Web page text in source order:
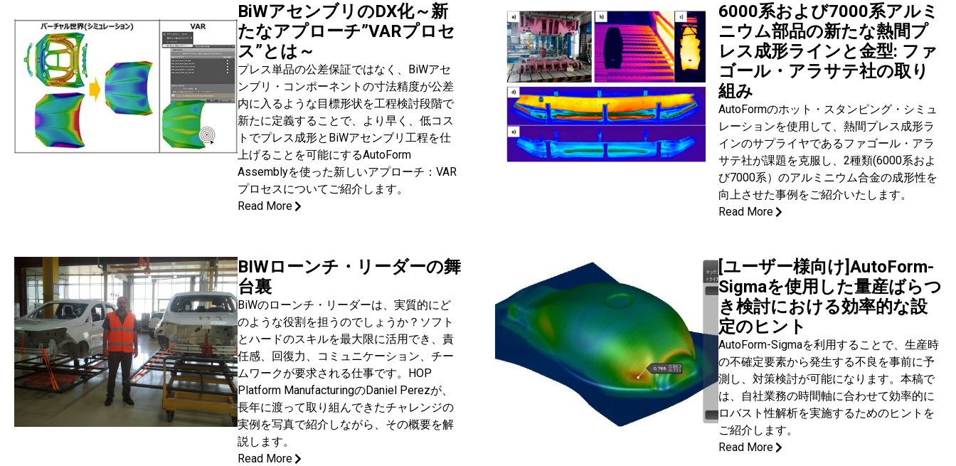
BiWアセンブリのDX化～新
たなアプローチ”VARプロセ
ス”とは～
プレス単品の公差保証ではなく、BiWアセ
ンブリ・コンポーネントの寸法精度が公差
内に入るような目標形状を工程検討段階で
新たに定義することで、より早く、低コス
トでプレス成形とBiWアセンブリ工程を仕
上げることを可能にするAutoForm
Assemblyを使った新しいアプローチ：VAR
プロセスについてご紹介します。
Read More
6000系および7000系アルミ
ニウム部品の新たな熱間プ
レス成形ラインと金型: ファ
ゴール・アラサテ社の取り
組み
AutoFormのホット・スタンピング・シミュ
レーションを使用して、熱間プレス成形ラ
インのサプライヤであるファゴール・アラ
サテ社が課題を克服し、2種類(6000系およ
び7000系）のアルミニウム合金の成形性を
向上させた事例をご紹介いたします。
Read More
BIWローンチ・リーダーの舞
台裏
BiWのローンチ・リーダーは、実質的にど
のような役割を担うのでしょうか？ソフト
とハードのスキルを最大限に活用でき、責
任感、回復力、コミュニケーション、チー
ムワークが要求される仕事です。HOP
Platform ManufacturingのDaniel Perezが、
長年に渡って取り組んできたチャレンジの
実例を写真で紹介しながら、その概要を解
説します。
Read More
[ユーザー様向け]AutoForm-
Sigmaを使用した量産ばらつ
き検討における効率的な設
定のヒント
AutoForm-Sigmaを利用することで、生産時
の不確定要素から発生する不良を事前に予
測し、対策検討が可能になります。本稿で
は、自社業務の時間軸に合わせて効率的に
ロバスト性解析を実施するためのヒントを
ご紹介します。
Read More